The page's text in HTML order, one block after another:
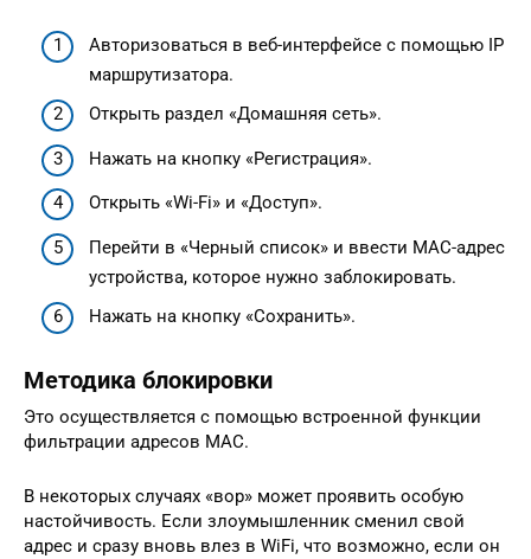
Авторизоваться в веб-интерфейсе с помощью IP
маршрутизатора.
Открыть раздел «Домашняя сеть».
Нажать на кнопку «Регистрация».
Открыть «Wi-Fi» и «Доступ».
Перейти в «Черный список» и ввести MAC-адрес
устройства, которое нужно заблокировать.
Нажать на кнопку «Сохранить».
Методика блокировки
Это осуществляется с помощью встроенной функции
фильтрации адресов MAC.
В некоторых случаях «вор» может проявить особую
настойчивость. Если злоумышленник сменил свой
адрес и сразу вновь влез в WiFi, что возможно, если он